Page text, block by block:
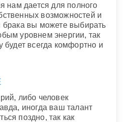
нам дается для полного
возможностей и
брака вы можете выбирать
уровнем энергии, так
будет всегда комфортно и
либо человек
иногда ваш талант
поздно, так как